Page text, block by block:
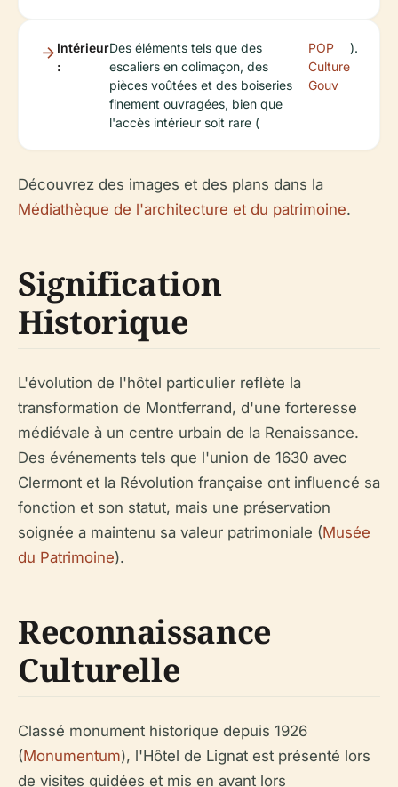
Intérieur
:
Des éléments tels que des
escaliers en colimaçon, des
pièces voûtées et des boiseries
finement ouvragées, bien que
l'accès intérieur soit rare (
POP
Culture
Gouv
).
Découvrez des images et des plans dans la
Médiathèque de l'architecture et du patrimoine.
Signification
Historique
L'évolution de l'hôtel particulier reflète la
transformation de Montferrand, d'une forteresse
médiévale à un centre urbain de la Renaissance.
Des événements tels que l'union de 1630 avec
Clermont et la Révolution française ont influencé sa
fonction et son statut, mais une préservation
soignée a maintenu sa valeur patrimoniale (Musée
du Patrimoine).
Reconnaissance
Culturelle
Classé monument historique depuis 1926
(Monumentum), l'Hôtel de Lignat est présenté lors
de visites guidées et mis en avant lors